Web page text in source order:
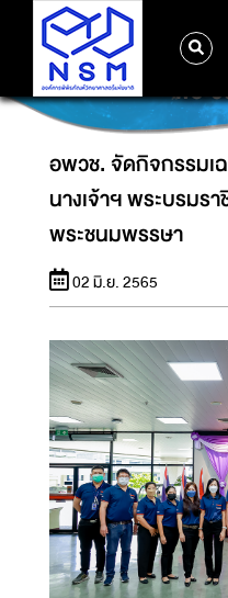
อพวช. จัดกิจกรรมเ
นางเจ้าฯ พระบร
พระ
อพวช. จัดกิจกรรมเ
นางเจ้าฯ พระบรมร
พระชนมพรรษา
02 มิ.ย. 2565